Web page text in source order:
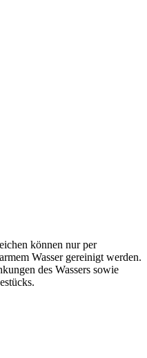
können nur per
Wasser gereinigt werden.
des Wassers sowie